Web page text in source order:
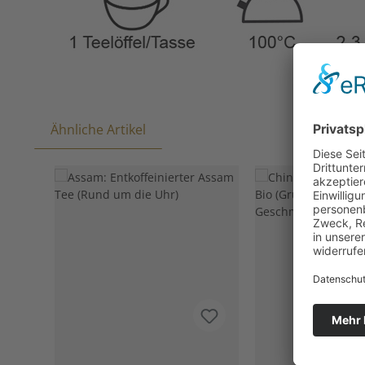
Ähnliche Artikel
Produktgalerie überspringen